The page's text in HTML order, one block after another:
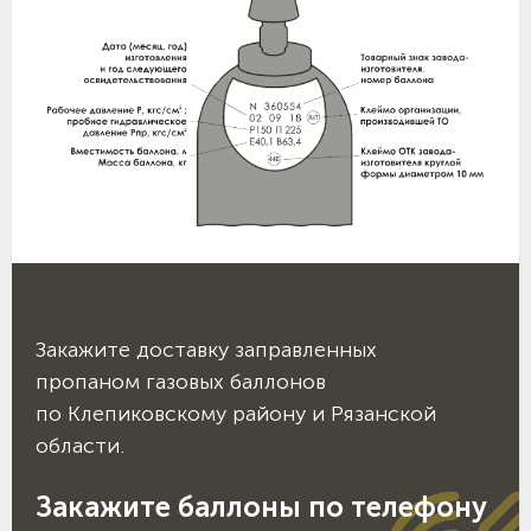
Закажите доставку заправленных
пропаном газовых баллонов
по Клепиковскому району и Рязанской
области.
Закажите баллоны по телефону